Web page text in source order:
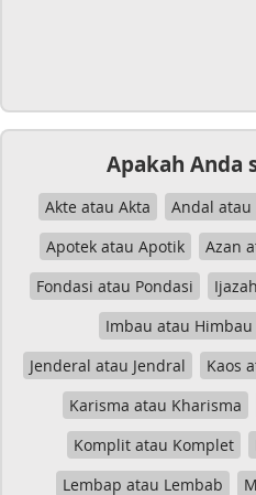
Apakah Anda
Akte atau Akta Andal atau
Apotek atau Apotik
Azan
Fondasi atau Pondasi
Imbau atau Himbau
Jenderal atau Jendral
Kaos
Karisma atau Kharisma
Komplit atau Komplet
Lembap atau Lembab